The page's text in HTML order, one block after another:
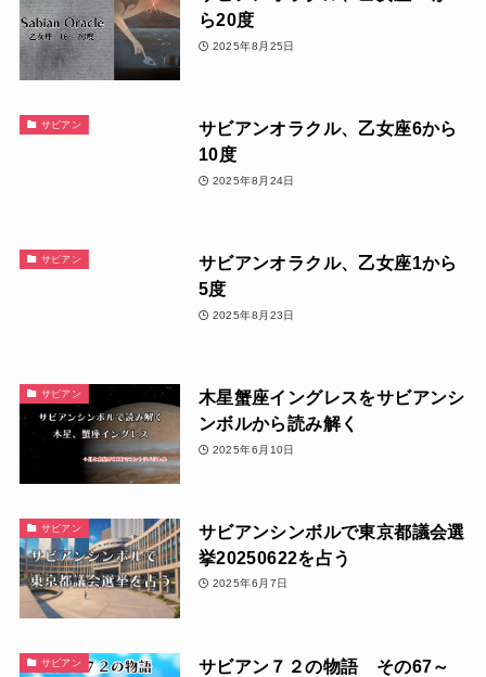
ら20度
2025年8月25日
サビアン
サビアンオラクル、乙女座6から
10度
2025年8月24日
サビアン
サビアンオラクル、乙女座1から
5度
2025年8月23日
サビアン
木星蟹座イングレスをサビアンシ
ンボルから読み解く
2025年6月10日
サビアン
サビアンシンボルで東京都議会選
挙20250622を占う
2025年6月7日
サビアン
サビアン７２の物語 その67～